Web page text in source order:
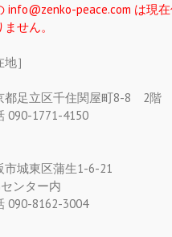
info@zenko-peace.com は現
せん。
地］
足立区千住関屋町8-8 2階
090-1771-4150
城東区蒲生1-6-21
ンター内
090-8162-3004